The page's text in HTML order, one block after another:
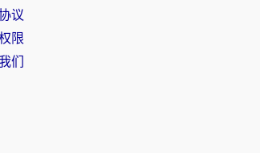
议
限
们